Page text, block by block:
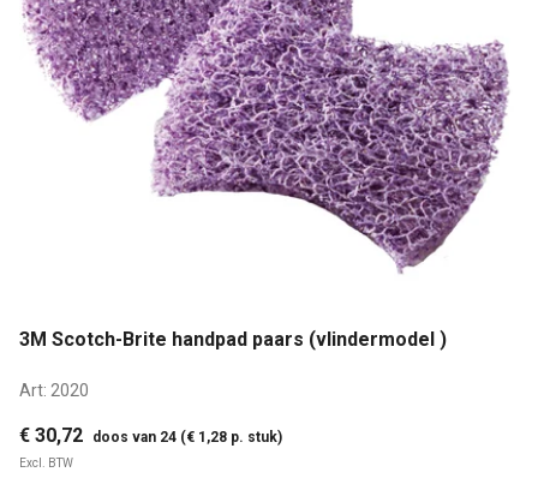
3M Scotch-Brite handpad paars (vlindermodel )
Art: 2020
€ 30,72 doos van 24 (€ 1,28 p. stuk)
Excl. BTW